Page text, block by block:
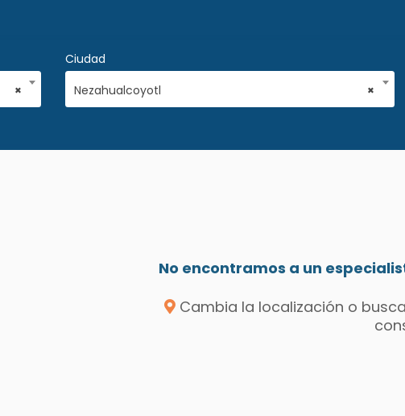
×
Ciudad
×
Nezahualcoyotl
No encontramos a un
Cambia la localización o